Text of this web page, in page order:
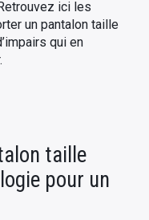
ici les
un pantalon taille
qui en
taille
pour un